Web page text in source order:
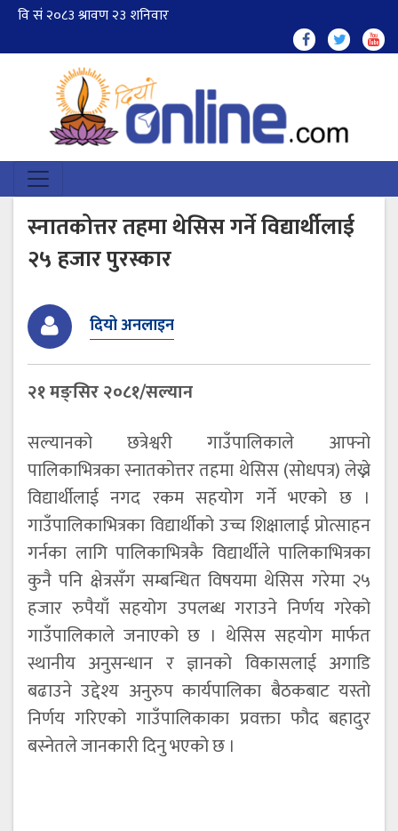
स्नातकोत्तर तहमा थेसिस गर्ने विद्यार्थीलाई
२५ हजार पुरस्कार
दियो अनलाइन
२१ मङ्सिर २०८१/सल्यान
सल्यानको छत्रेश्वरी गाउँपालिकाले आफ्नो
पालिकाभित्रका स्नातकोत्तर तहमा थेसिस (सोधपत्र) लेख्ने
विद्यार्थीलाई नगद रकम सहयोग गर्ने भएको छ ।
गाउँपालिकाभित्रका विद्यार्थीको उच्च शिक्षालाई प्रोत्साहन
गर्नका लागि पालिकाभित्रकै विद्यार्थीले पालिकाभित्रका
कुनै पनि क्षेत्रसँग सम्बन्धित विषयमा थेसिस गरेमा २५
हजार रुपैयाँ सहयोग उपलब्ध गराउने निर्णय गरेको
गाउँपालिकाले जनाएको छ । थेसिस सहयोग मार्फत
स्थानीय अनुसन्धान र ज्ञानको विकासलाई अगाडि
बढाउने उद्देश्य अनुरुप कार्यपालिका बैठकबाट यस्तो
निर्णय गरिएको गाउँपालिकाका प्रवक्ता फौद बहादुर
बस्नेतले जानकारी दिनु भएको छ ।